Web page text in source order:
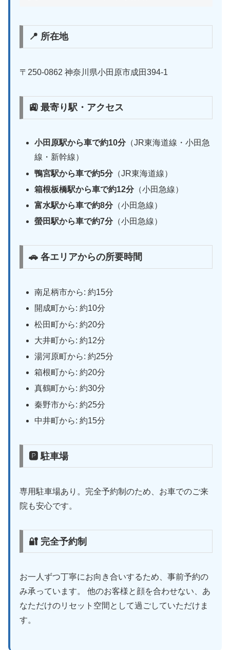
📍 所在地
〒250-0862 神奈川県小田原市成田394-1
🚉 最寄り駅・アクセス
小田原駅から車で約10分（JR東海道線・小田急
線・新幹線）
鴨宮駅から車で約5分（JR東海道線）
箱根板橋駅から車で約12分（小田急線）
富水駅から車で約8分（小田急線）
螢田駅から車で約7分（小田急線）
🚗 各エリアからの所要時間
南足柄市から: 約15分
開成町から: 約10分
松田町から: 約20分
大井町から: 約12分
湯河原町から: 約25分
箱根町から: 約20分
真鶴町から: 約30分
秦野市から: 約25分
中井町から: 約15分
🅿 駐車場
専用駐車場あり。完全予約制のため、お車でのご来
院も安心です。
🔐 完全予約制
お一人ずつ丁寧にお向き合いするため、事前予約の
み承っています。 他のお客様と顔を合わせない、あ
なただけのリセット空間として過ごしていただけま
す。